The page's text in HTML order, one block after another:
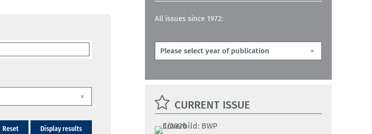
Reset Display results
All issues since 1972:
CURRENT ISSUE